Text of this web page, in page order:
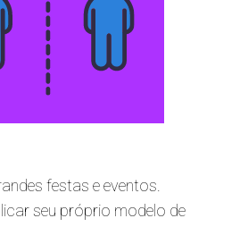
festas e eventos.
seu próprio modelo de